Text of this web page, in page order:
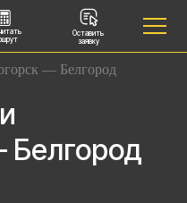
Оставить
заявку
— Белгород
Белгород